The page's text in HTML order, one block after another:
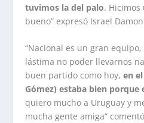
tuvimos la del palo.
bueno” expresó Israel
“Nacional es un gran
lástima no poder llevarnos
buen partido como hoy,en
Gómez) estaba bien porque
quiero mucho a Uruguay y
mucha gente amiga”